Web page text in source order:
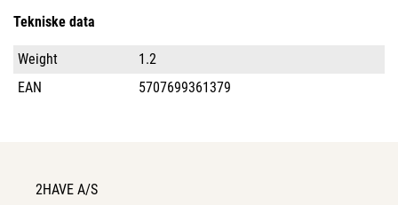
Tekniske data
Weight
1.2
EAN
5707699361379
2HAVE A/S